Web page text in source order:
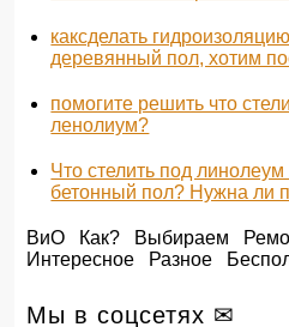
каксделать
деревянный пол, хотим
помогите решить что
ленолиум?
Что стелить под линолеум
бетонный пол? Нужна ли
ВиО Как? Выбираем
Интересное
Разное
Мы в соцсетях ✉